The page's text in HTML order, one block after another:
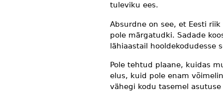
tuleviku ees.
Absurdne on see, et Eesti
pole märgatudki. Sadade
lähiaastail hooldekodudesse
Pole tehtud plaane, kuidas
elus, kuid pole enam
vähegi kodu tasemel